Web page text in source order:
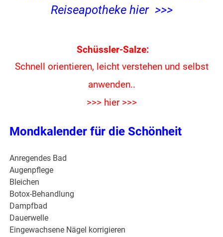
Reiseapotheke hier >>>
Schüssler-Salze:
Schnell orientieren, leicht verstehen und selbst
anwenden..
>>> hier >>>
Mondkalender für die Schönheit
Anregendes Bad
Augenpflege
Bleichen
Botox-Behandlung
Dampfbad
Dauerwelle
Eingewachsene Nägel korrigieren